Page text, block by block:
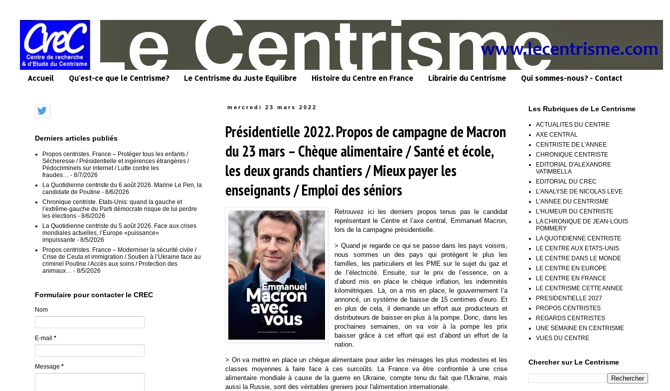
Accueil Qu'est-ce que le Centrisme? Le Centrisme du Juste Equilibre Histoire du Centre en France Librairie du Centrisme Qui sommes-nous? - Contact
mercredi 23 mars 2022
Présidentielle 2022. Propos de campagne de Macron
du 23 mars – Chèque alimentaire / Santé et école,
les deux grands chantiers / Mieux payer les
enseignants / Emploi des séniors
Retrouvez ici les derniers propos tenus pas le candidat
représentant le Centre et l’axe central, Emmanuel Macron,
lors de la campagne présidentielle.
> Quand je regarde ce qui se passe dans les pays voisins,
nous sommes un des pays qui protègent le plus les
familles, les particuliers et les PME sur le sujet du gaz et
de l’électricité. Ensuite, sur le prix de l’essence, on a
d’abord mis en place le chèque inflation, les indemnités
kilométriques. Là, on a mis en place, le gouvernement l’a
annoncé, un système de baisse de 15 centimes d’euro. Et
en plus de cela, il demande un effort aux producteurs et
distributeurs de baisser en plus à la pompe. Donc, dans les
prochaines semaines, on va voir à la pompe les prix
baisser grâce à cet effort qui est d’abord un effort de la
nation.
> On va mettre en place un chèque alimentaire pour aider les ménages les plus modestes et les
classes moyennes à faire face à ces surcoûts. La France va être confrontée à une crise
alimentaire mondiale à cause de la guerre en Ukraine, compte tenu du fait que l'Ukraine, mais
aussi la Russie, sont des véritables greniers pour l'alimentation internationale.
Derniers articles publiés
Propos centristes. France – Protéger tous les enfants /
Sécheresse / Présidentielle et ingérences étrangères /
Pédocriminels sur internet / Lutte contre les
fraudes…
- 8/7/2026
La Quotidienne centriste du 6 août 2026. Marine Le Pen, la
candidate de Poutine - 8/6/2026
Chronique centriste. Etats-Unis: quand la gauche et
l’extrême-gauche du Parti démocrate risque de lui perdre
les élections - 8/6/2026
La Quotidienne centriste du 5 août 2026. Face aux crises
mondiales actuelles, l’Europe «puissance»
impuissante - 8/5/2026
Propos centristes. France – Moderniser la sécurité civile /
Crise de Ceuta et immigration / Soutien à l’Ukraine face au
criminel Poutine / Accès aux soins / Protection des
animaux…
- 8/5/2026
Formulaire pour contacter le CREC
Nom
E-mail *
Message *
Les Rubriques de Le Centrisme
ACTUALITES DU CENTRE
AXE CENTRAL
CENTRISTE DE L'ANNEE
CHRONIQUE CENTRISTE
EDITORIAL D'ALEXANDRE
VATIMBELLA
EDITORIAL DU CREC
L'ANALYSE DE NICOLAS LEVE
L'ANNEE DU CENTRISME
L'HUMEUR DU CENTRISTE
LA CHRONIQUE DE JEAN-LOUIS
POMMERY
LA QUOTIDIENNE CENTRISTE
LE CENTRE AUX ETATS-UNIS
LE CENTRE DANS LE MONDE
LE CENTRE EN EUROPE
LE CENTRE EN FRANCE
LE CENTRISME CETTE ANNEE
PRESIDENTIELLE 2027
PROPOS CENTRISTES
REGARDS CENTRISTES
UNE SEMAINE EN CENTRISME
VUES DU CENTRE
Chercher sur Le Centrisme